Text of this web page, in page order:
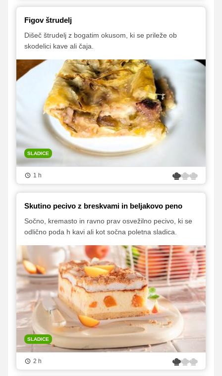
Figov štrudelj
Dišeč štrudelj z bogatim okusom, ki se prileže ob
skodelici kave ali čaja.
SLADICE
1 h
Skutino pecivo z breskvami in beljakovo peno
Sočno, kremasto in ravno prav osvežilno pecivo, ki se
odlično poda h kavi ali kot sočna poletna sladica.
SLADICE
2 h